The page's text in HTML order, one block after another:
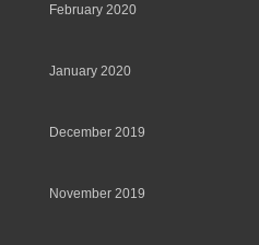
February 2020
January 2020
December 2019
November 2019